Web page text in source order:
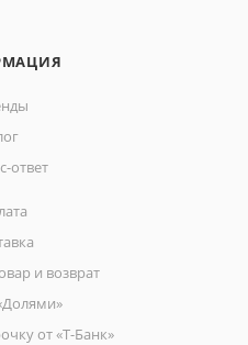
ответ
и возврат
от «Т-Банк»